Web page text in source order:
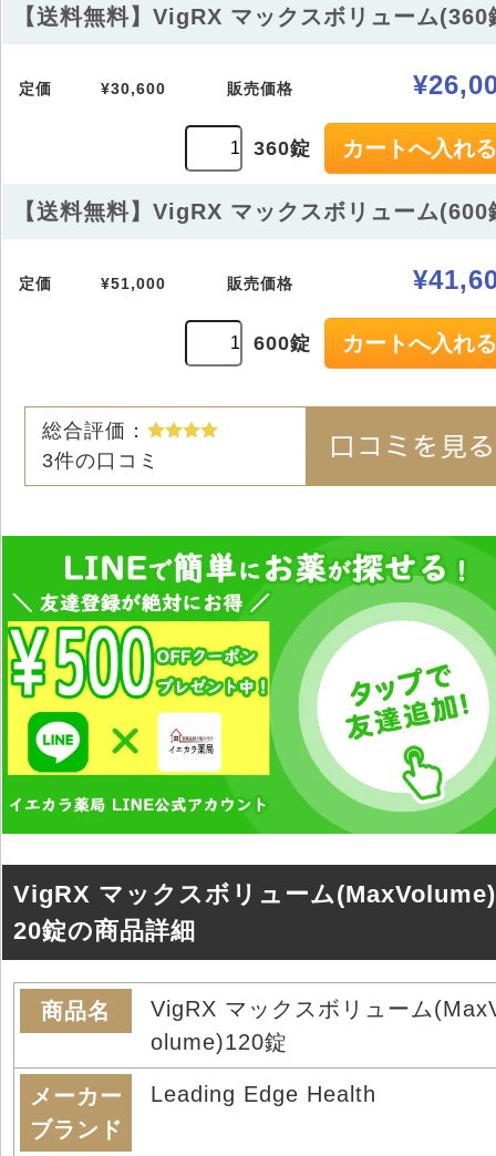
【送料無料】VigRX マックスボリューム(360
定価 ¥30,600 販売価格
360錠
【送料無料】VigRX マックスボリューム(600
定価 ¥51,000 販売価格
600錠
総合評価：
3件の口コミ
VigRX マックスボリューム
20錠の商品詳細
商品名
VigRX マックスボリューム
olume)120錠
メーカー
ブランド
Leading Edge Health